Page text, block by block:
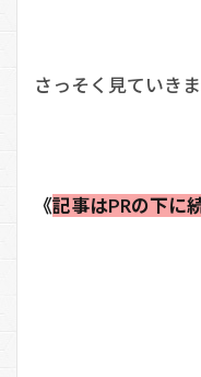
さっそく見ていきま
《記事はPRの下に